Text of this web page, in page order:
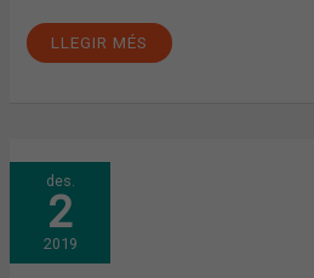
LLEGIR MÉS
des.
2
2019
ABORDATGE
DE
LA
COSMÈTICA,
MAQUILLATGE
I
COMPLEMENTS